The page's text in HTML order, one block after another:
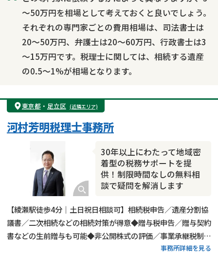
相続トラブル
～50万円を相場として考えておくと良いでしょう。
それぞれの専門家ごとの費用相場は、司法書士は
20～50万円、弁護士は20～60万円、行政書士は3
～15万円です。税理士に関しては、相続する遺産
の0.5～1%が相場となります。
東京都 ・ 足立区 (近隣エリア)
30年以上にわたって地域密
着型の税務サポートを提
供！制限時間なしの無料相
談で疑問を解消します
河村芳明税理士事務所
【綾瀬駅徒歩4分｜土日祝日相談可】相続税申告／遺産分割協
議書／二次相続などの相続対策が得意◆贈与税申告／贈与契約
書などの生前贈与も可能◆非公開株式の評価／事業承継税制の
対応も実施◆20年以上の経験がある代表税理士が相続税申
事務所詳細を見る